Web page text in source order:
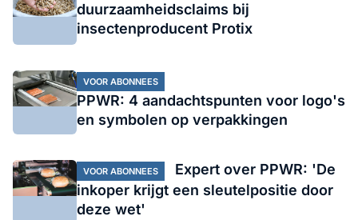
duurzaamheidsclaims bij
insectenproducent Protix
VOOR ABONNEES
PPWR: 4 aandachtspunten voor logo's
en symbolen op verpakkingen
VOOR ABONNEES
Expert over PPWR: 'De
inkoper krijgt een sleutelpositie door
deze wet'